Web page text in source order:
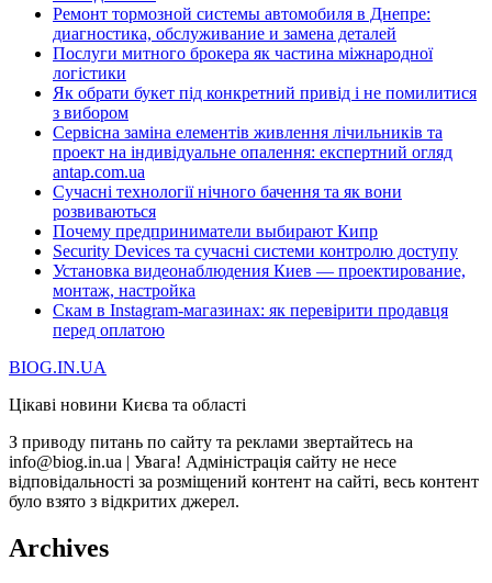
Ремонт тормозной системы автомобиля в Днепре:
диагностика, обслуживание и замена деталей
Послуги митного брокера як частина міжнародної
логістики
Як обрати букет під конкретний привід і не помилитися
з вибором
Сервісна заміна елементів живлення лічильників та
проект на індивідуальне опалення: експертний огляд
antap.com.ua
Сучасні технології нічного бачення та як вони
розвиваються
Почему предприниматели выбирают Кипр
Security Devices та сучасні системи контролю доступу
Установка видеонаблюдения Киев — проектирование,
монтаж, настройка
Скам в Instagram-магазинах: як перевірити продавця
перед оплатою
BIOG.IN.UA
Цікаві новини Києва та області
З приводу питань по сайту та реклами звертайтесь на
info@biog.in.ua | Увага! Адміністрація сайту не несе
відповідальності за розміщений контент на сайті, весь контент
було взято з відкритих джерел.
Archives